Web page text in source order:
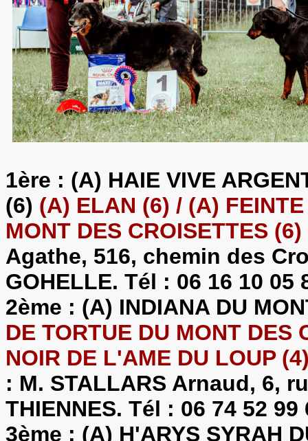
1ère : (A) HAIE VIVE
(6) (A) ELAN (6) / (A)
MONT DES CROISETTES (6)
Agathe, 516, chemin des
GOHELLE. Tél : 06 16 10 05
2ème : (A) INDIANA DU
DE TORTUE DU MONT DES
NOIR DE L'AME DU LOUP
: M. STALLARS Arnaud, 6,
THIENNES. Tél : 06 74 52 99
3ème : (A) H'ARYS SYRAH